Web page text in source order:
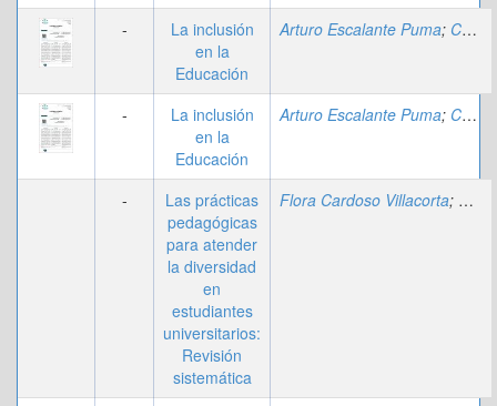
-
La inclusión
en la
Educación
Arturo Escalante Puma; Carlos Alberto Villafuerte Alvarez
-
La inclusión
en la
Educación
Arturo Escalante Puma; Carlos Alberto Villafuerte Alvarez
-
Las prácticas
pedagógicas
para atender
la diversidad
en
estudiantes
universitarios:
Revisión
sistemática
Flora Cardoso Villacorta;